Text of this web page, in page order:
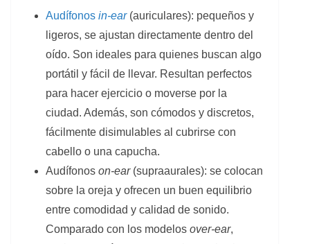
Audífonos in-ear(auriculares): pequeños y
ligeros, se ajustan directamente dentro del
oído. Son ideales para quienes buscan algo
portátil y fácil de llevar. Resultan perfectos
para hacer ejercicio o moverse por la
ciudad. Además, son cómodos y discretos,
fácilmente disimulables al cubrirse con
cabello o una capucha.
Audífonos on-ear(supraaurales): se colocan
sobre la oreja y ofrecen un buen equilibrio
entre comodidad y calidad de sonido.
Comparado con los modelos over-ear,